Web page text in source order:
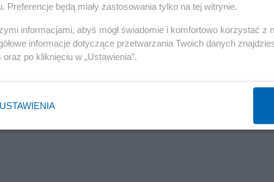
naszego kraju” – zaznaczył Błaszczak,
„odtwarzanie imperium rosyjskiego przynosi zło”.
Preferencje będą miały zastosowania tylko na tej witrynie.
informacjami, abyś mógł świadomie i komfortowo korzystać z
informacje dotyczące przetwarzania Twoich danych
oraz po kliknięciu w „Ustawienia”.
USTAWIENIA